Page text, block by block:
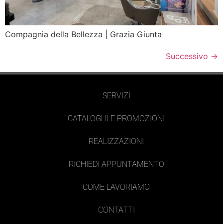
Compagnia della Bellezza | Grazia Giunta
Successivo →
SERVIZI
CATALOGHI E PROMOZIONI
REALIZZAZIONI
RICHIEDI APPUNTAMENTO
COME LAVORIAMO
CONTATTI